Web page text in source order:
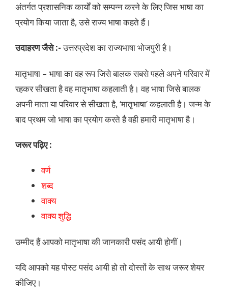
अंतर्गत प्रशासनिक कार्यों को सम्पन्न करने के लिए जिस भाषा का
प्रयोग किया जाता है, उसे राज्य भाषा कहते हैं।
उदाहरण जैसे :-उत्तरप्रदेश का राज्यभाषा भोजपुरी है।
मातृभाषा – भाषा का वह रूप जिसे बालक सबसे पहले अपने परिवार में
रहकर सीखता है वह मातृभाषा कहलाती है। वह भाषा जिसे बालक
अपनी माता या परिवार से सीखता है, ‘मातृभाषा’ कहलाती है। जन्म के
बाद प्रथम जो भाषा का प्रयोग करते है वही हमारी मातृभाषा है।
जरूर पढ़िए :
वर्ण
शब्द
वाक्य
वाक्य शुद्धि
उम्मीद हैं आपको मातृभाषा की जानकारी पसंद आयी होगीं।
यदि आपको यह पोस्ट पसंद आयी हो तो दोस्तों के साथ जरूर शेयर
कीजिए।